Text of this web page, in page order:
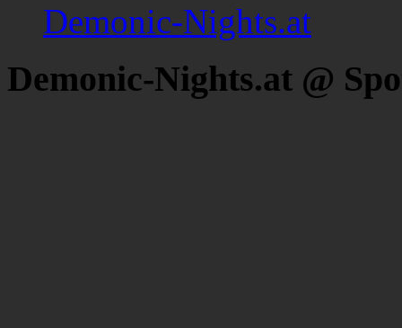
Demonic-Nights.at
Demonic-Nights.at @